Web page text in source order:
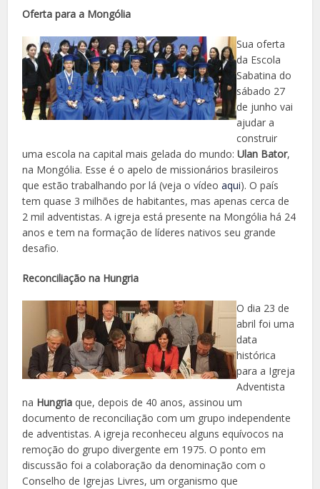
Oferta para a Mongólia
Sua oferta
da Escola
Sabatina do
sábado 27
de junho vai
ajudar a
construir
uma escola na capital mais gelada do mundo:Ulan Bator,
na Mongólia. Esse é o apelo de missionários brasileiros
que estão trabalhando por lá (veja o vídeoaqui). O país
tem quase 3 milhões de habitantes, mas apenas cerca de
2 mil adventistas. A igreja está presente na Mongólia há 24
anos e tem na formação de líderes nativos seu grande
desafio.
Reconciliação na Hungria
O dia 23 de
abril foi uma
data
histórica
para a Igreja
Adventista
na Hungria que, depois de 40 anos, assinou um
documento de reconciliação com um grupo independente
de adventistas. A igreja reconheceu alguns equívocos na
remoção do grupo divergente em 1975. O ponto em
discussão foi a colaboração da denominação com o
Conselho de Igrejas Livres, um organismo que